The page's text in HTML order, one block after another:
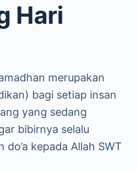
Hari
merupakan
bagi setiap insan
yang sedang
bibirnya selalu
kepada Allah SWT